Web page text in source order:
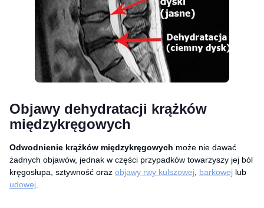
Objawy dehydratacji krążków
międzykręgowych
Odwodnienie krążków międzykręgowych może nie dawać
żadnych objawów, jednak w części przypadków towarzyszy jej ból
kręgosłupa, sztywność oraz objawy rwy kulszowej barkowej lub
udowej